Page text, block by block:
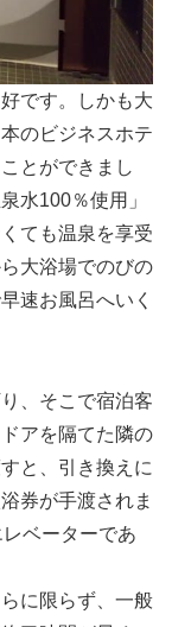
です。しかも大
のビジネスホテ
とができまし
水100％使用」
ても温泉を享受
大浴場でのびの
速お風呂へいく
、そこで宿泊客
アを隔てた隣の
と、引き換えに
券が手渡されま
ベーターであ
に限らず、一般